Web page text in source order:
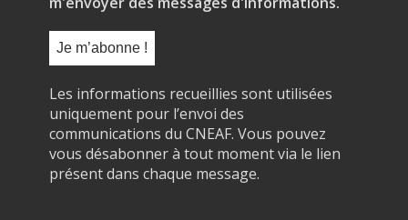
Les informations recueillies sont utilisées
uniquement pour l’envoi des
communications du CNEAF. Vous pouvez
vous désabonner à tout moment via le lien
présent dans chaque message.